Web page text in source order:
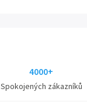
4000+
Spokojených zákazníků